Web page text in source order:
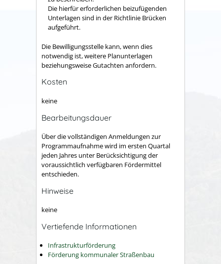
Die hierfür erforderlichen beizufügenden
Unterlagen sind in der Richtlinie Brücken
aufgeführt.
Die Bewilligungsstelle kann, wenn dies
notwendig ist, weitere Planunterlagen
beziehungsweise Gutachten anfordern.
Kosten
keine
Bearbeitungsdauer
Über die vollständigen Anmeldungen zur
Programmaufnahme wird im ersten Quartal
jeden Jahres unter Berücksichtigung der
voraussichtlich verfügbaren Fördermittel
entschieden.
Hinweise
keine
Vertiefende Informationen
Infrastrukturförderung
Förderung kommunaler Straßenbau